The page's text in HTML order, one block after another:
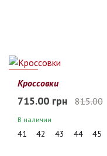
12%
Кроссовки
715.00 грн 815.00
В наличии
41 42 43 44 45